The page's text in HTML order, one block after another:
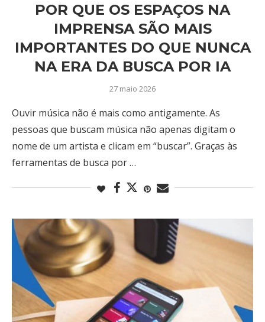
POR QUE OS ESPAÇOS NA
IMPRENSA SÃO MAIS
IMPORTANTES DO QUE NUNCA
NA ERA DA BUSCA POR IA
27 maio 2026
Ouvir música não é mais como antigamente. As
pessoas que buscam música não apenas digitam o
nome de um artista e clicam em “buscar”. Graças às
ferramentas de busca por …